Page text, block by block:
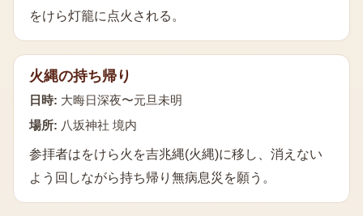
をけら灯籠に点火される。
火縄の持ち帰り
日時: 大晦日深夜〜元旦未明
場所: 八坂神社 境内
参拝者はをけら火を吉兆縄(火縄)に移し、消えない
よう回しながら持ち帰り無病息災を願う。